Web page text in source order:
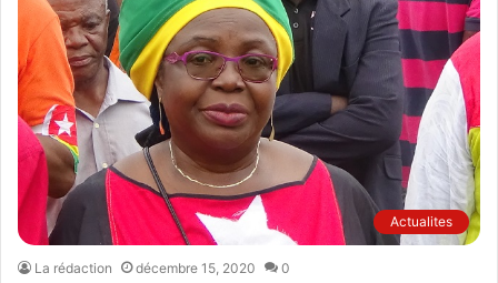
Actualites
La rédaction décembre 15, 2020 0